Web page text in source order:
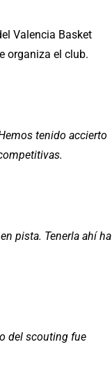
Valencia Basket
organiza el club.
tenido accierto
pista. Tenerla ahí ha
del scouting fue